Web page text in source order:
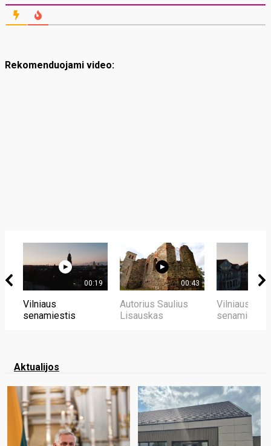
Rekomenduojami video:
00:19
Vilniaus
senamiestis
00:43
Autorius Saulius
Lisauskas
Vilniaus
senamiestis
Aktualijos